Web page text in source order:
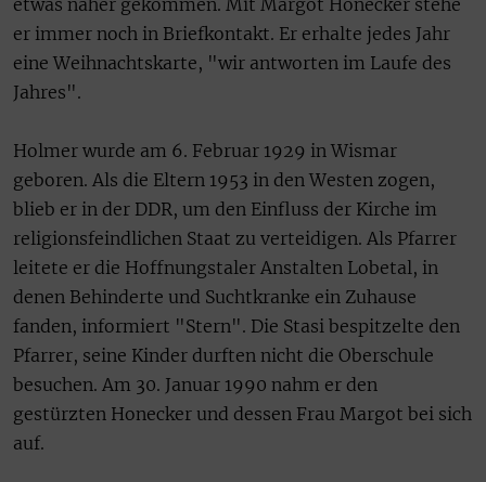
etwas näher gekommen. Mit Margot Honecker stehe
er immer noch in Briefkontakt. Er erhalte jedes Jahr
eine Weihnachtskarte, "wir antworten im Laufe des
Jahres".
Holmer wurde am 6. Februar 1929 in Wismar
geboren. Als die Eltern 1953 in den Westen zogen,
blieb er in der DDR, um den Einfluss der Kirche im
religionsfeindlichen Staat zu verteidigen. Als Pfarrer
leitete er die Hoffnungstaler Anstalten Lobetal, in
denen Behinderte und Suchtkranke ein Zuhause
fanden, informiert "Stern". Die Stasi bespitzelte den
Pfarrer, seine Kinder durften nicht die Oberschule
besuchen. Am 30. Januar 1990 nahm er den
gestürzten Honecker und dessen Frau Margot bei sich
auf.